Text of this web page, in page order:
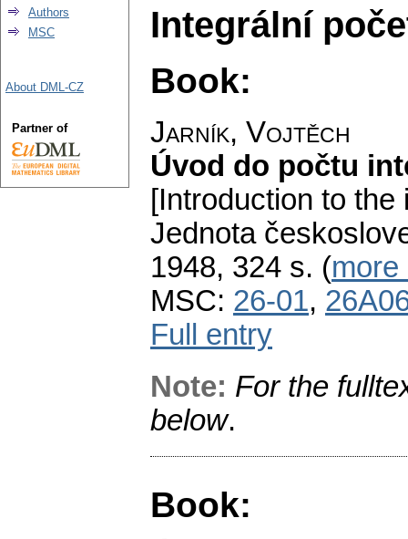
Integrální
Book:
Jarník, Vojtěch
Úvod do počtu
[Introduction to
Jednota
1948, 324 s. (more
MSC: 26-01,
Full entry
Note: For the
below.
Book:
Authors
MSC
About DML-CZ
Partner of